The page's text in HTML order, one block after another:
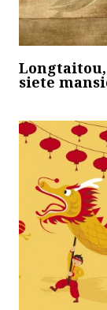
siete